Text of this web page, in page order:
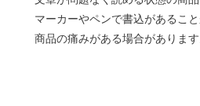
マーカーやペンで書込があること
商品の痛みがある場合があります